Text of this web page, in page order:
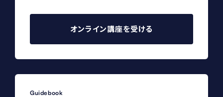
オンライン講座を受ける
Guidebook